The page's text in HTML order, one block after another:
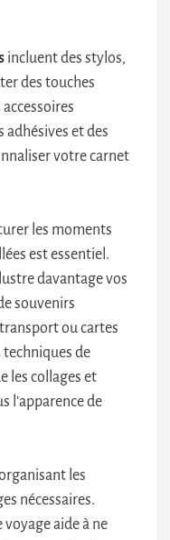
incluent des stylos,
des touches
et des
votre carnet
les moments
est essentiel.
davantage vos
souvenirs
ou cartes
de
les collages et
l’apparence de
les
nécessaires.
aide à ne